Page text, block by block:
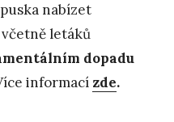
nabízet
letáků
dopadu
informací zde.